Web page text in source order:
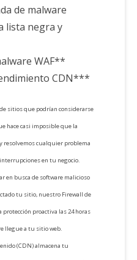
de malware
lista negra y
WAF**
CDN***
sitios que podrían considerarse
hace casi imposible que la
resolvemos cualquier problema
en tu negocio.
en busca de software malicioso
tu sitio, nuestro Firewall de
protección proactiva las 24 horas
llegue a tu sitio web.
(CDN) almacena tu